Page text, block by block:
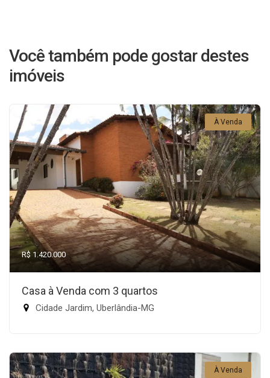
Você também pode gostar destes
imóveis
À Venda
R$ 1.420.000
Casa à Venda com 3 quartos
Cidade Jardim, Uberlândia-MG
À Venda